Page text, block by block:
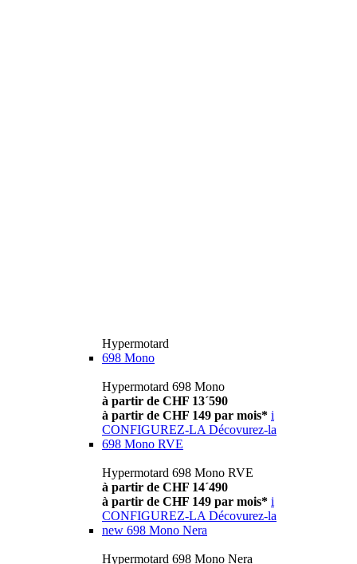
Hypermotard
698 Mono
Hypermotard 698 Mono
à partir de CHF 13´590
à partir de CHF 149 par mois* i
CONFIGUREZ-LA Décovurez-la
698 Mono RVE
Hypermotard 698 Mono RVE
à partir de CHF 14´490
à partir de CHF 149 par mois* i
CONFIGUREZ-LA Décovurez-la
new 698 Mono Nera
Hypermotard 698 Mono Nera